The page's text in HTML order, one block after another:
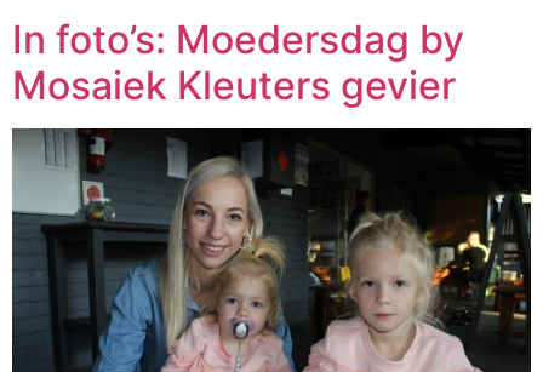
In foto’s: Moedersdag by
Mosaiek Kleuters gevier